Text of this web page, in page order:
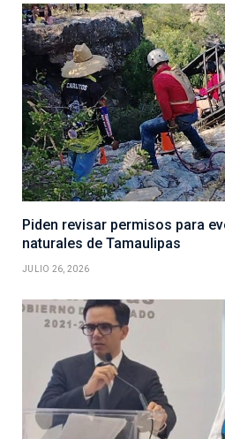
Piden revisar permisos para
naturales de Tamaulipas
JULIO 26, 2026